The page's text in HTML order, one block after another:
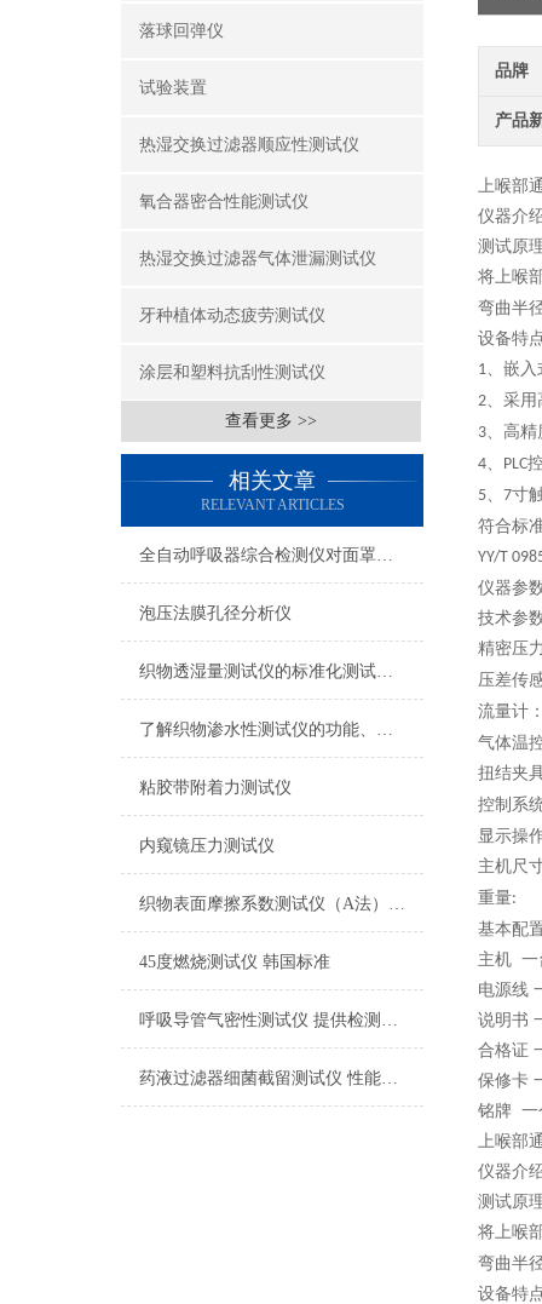
落球回弹仪
试验装置
热湿交换过滤器顺应性测试仪
氧合器密合性能测试仪
热湿交换过滤器气体泄漏测试仪
牙种植体动态疲劳测试仪
涂层和塑料抗刮性测试仪
查看更多 >>
相关文章
RELEVANT ARTICLES
全自动呼吸器综合检测仪对面罩泄漏率的定量检测方法
泡压法膜孔径分析仪
织物透湿量测试仪的标准化测试方法与流程介绍
了解织物渗水性测试仪的功能、优势与行业应用
粘胶带附着力测试仪
内窥镜压力测试仪
织物表面摩擦系数测试仪（A法） 检测准确
45度燃烧测试仪 韩国标准
呼吸导管气密性测试仪 提供检测方案
药液过滤器细菌截留测试仪 性能稳定
品牌
产品
上喉部
仪器介
测试原
将上喉
弯曲半
设备特
1、嵌入
2、采用
3、高精
4、 PLC
5、 7寸
符合标
YY/T
仪器参
技术参
精密压
压差传
流量计
气体温
扭结夹
控制系
显示操
主机尺
重量:
基本配
主机 一
电源线
说明书
合格证
保修卡
铭牌 一
上喉部
仪器介
测试原
将上喉
弯曲半
设备特